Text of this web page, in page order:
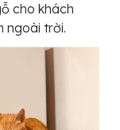
cho khách
ngoài trời.